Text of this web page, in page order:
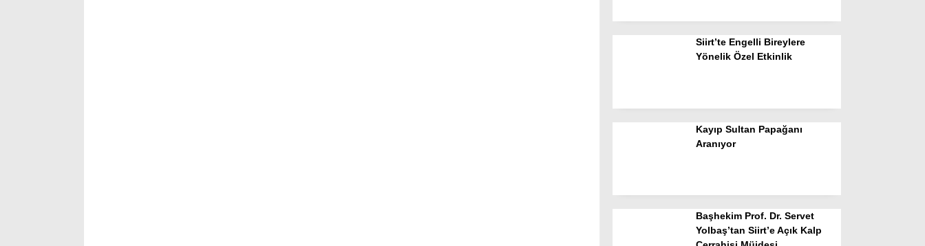
Siirt’te Engelli Bireylere
Yönelik Özel Etkinlik
Kayıp Sultan Papağanı
Aranıyor
Başhekim Prof. Dr. Servet
Yolbaş’tan Siirt’e Açık Kalp